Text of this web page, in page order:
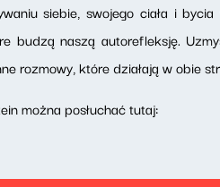
siebie, swojego ciała i
budzą naszą autorefleksję.
rozmowy, które działają w obie
można posłuchać tutaj: